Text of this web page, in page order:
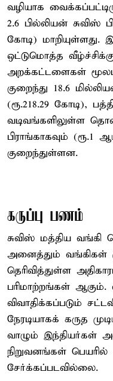
வழியாக
2.6 பில்லியன் சுவிஸ்
கோடி) மாறியுள்ளது.
ஒட்டுமொத்த
அறக்கட்டளைகள்
குறைந்து 18.6
(ரூ.218.29 கோடி),
வடிவங்களிலுள்ள
பிராங்காகவும் (ரூ.1
குறைந்துள்ளன.
கருப்பு பணம்
சுவிஸ் மத்திய வங்கி
அனைத்தும் வங்கிகள்
தெரிவித்துள்ள
பரிமாற்றங்கள்
விவாதிக்கப்படும்
நேரடியாகக் கருத
வாழும் இந்தியர்கள்
நிறுவனங்கள்
சேர்க்கப்படவில்லை.